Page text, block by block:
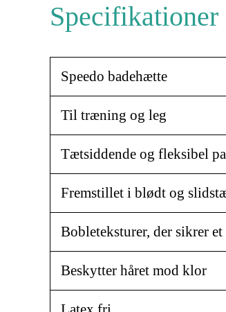
Specifikationer
Speedo badehætte
Til træning og leg
Tætsiddende og fleksibel
Fremstillet i blødt og
Bobleteksturer, der sikrer
Beskytter håret mod klor